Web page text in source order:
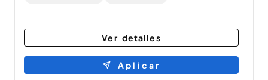
Ver detalles
Aplicar